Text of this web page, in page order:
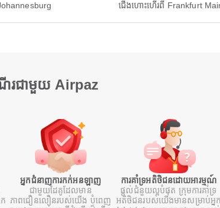
ជើងហោះហើរពី Frankfurt
ើរជាមួយ Airpaz
អ្នកជំនាញការកក់អនឡាញ
ជាមួយដៃគូដែលមាន
ភាពជឿនលឿនរបស់យើង បំពេញ
ការគាំទ្រអតិថិជនដោយអារម្មណ៍
ផ្តល់ជំនួយល្អបំផុត ក្រុមការគាំទ្រ
អតិថិជនរបស់យើងមានសម្រាប់អ្នក